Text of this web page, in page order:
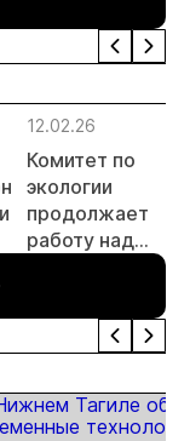
в
12.02.26
Комитет по
экологии
продолжает
работу над
фондах